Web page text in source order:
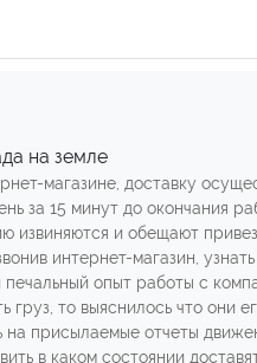
на земле
магазине, доставку
за 15 минут до окончания
извиняются и обещают
интернет-магазин,
опыт работы с
груз, то выяснилось что они
присылаемые отчеты
в каком состоянии